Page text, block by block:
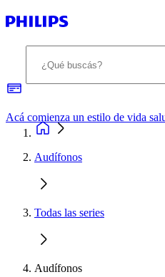
Audífonos
Todas las series
Audífonos